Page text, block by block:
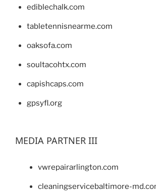
ediblechalk.com
tabletennisnearme.com
oaksofa.com
soultacohtx.com
capishcaps.com
gpsyfl.org
MEDIA PARTNER III
vwrepairarlington.com
cleaningservicebaltimore-